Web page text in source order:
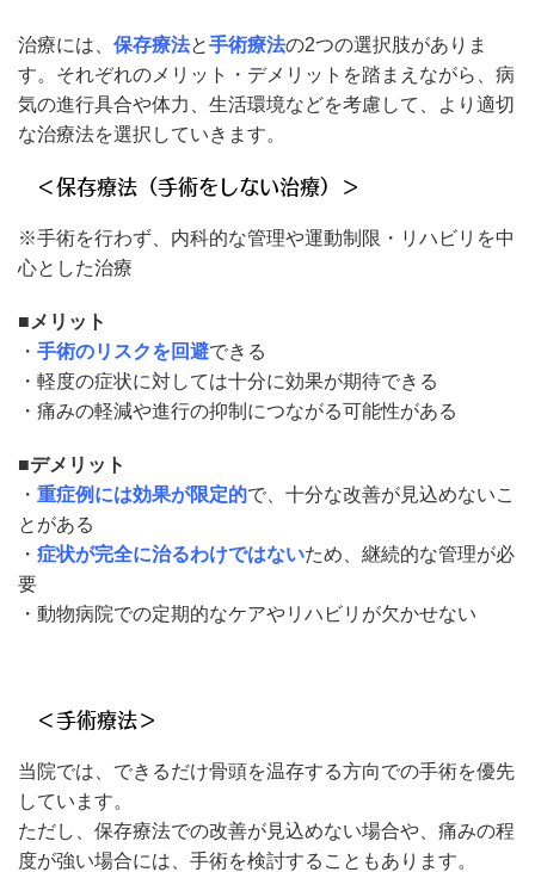
治療には、 保存療法と手術療法の2つの選択肢がありま
す。それぞれのメリット・デメリットを踏まえながら、病
気の進行具合や体力、生活環境などを考慮して、より適切
な治療法を選択していきます。
＜保存療法（手術をしない治療）＞
※手術を行わず、内科的な管理や運動制限・リハビリを中
心とした治療
■メリット
・ 手術のリスクを回避できる
・軽度の症状に対しては十分に効果が期待できる
・痛みの軽減や進行の抑制につながる可能性がある
■デメリット
・ 重症例には効果が限定的で、十分な改善が見込めないこ
とがある
・ 症状が完全に治るわけではないため、継続的な管理が必
要
・動物病院での定期的なケアやリハビリが欠かせない
＜手術療法＞
当院では、できるだけ骨頭を温存する方向での手術を優先
しています。
ただし、保存療法での改善が見込めない場合や、痛みの程
度が強い場合には、手術を検討することもあります。